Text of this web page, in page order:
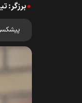
برزگر: